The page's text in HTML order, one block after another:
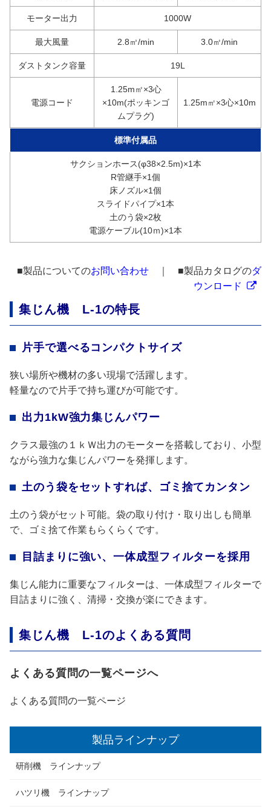
モーター出力 1000W
最大風量 2.8㎥/min 3.0㎥/min
ダストタンク容量 19L
電源コード
1.25m㎡×3心
×10m(ポッキンゴ
ムプラグ)
1.25m㎡×3心×10m
標準付属品
サクションホース(φ38×2.5m)×1本
R管継手×1個
床ノズル×1個
スライドパイプ×1本
土のう袋×2枚
電源ケーブル(10ｍ)×1本
■製品についてのお問い合わせ ｜ ■製品カタログのダ
ウンロード
集じん機 L-1の特長
片手で選べるコンパクトサイズ
狭い場所や機材の多い現場で活躍します。
軽量なので片手で持ち運びが可能です。
出力1kW強力集じんパワー
クラス最強の１ｋＷ出力のモーターを搭載しており、小型
ながら強力な集じんパワーを発揮します。
土のう袋をセットすれば、ゴミ捨てカンタン
土のう袋がセット可能。袋の取り付け・取り出しも簡単
で、ゴミ捨て作業もらくらくです。
目詰まりに強い、一体成型フィルターを採用
集じん能力に重要なフィルターは、一体成型フィルターで
目詰まりに強く、清掃・交換が楽にできます。
集じん機 L-1のよくある質問
よくある質問の一覧ページへ
よくある質問の一覧ページ
製品ラインナップ
研削機 ラインナップ
ハツリ機 ラインナップ